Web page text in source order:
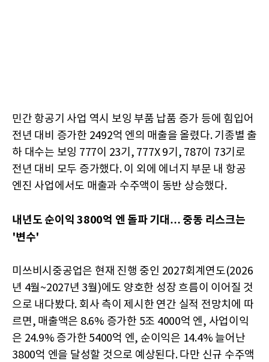
민간 항공기 사업 역시 보잉 부품 납품 증가 등에 힘입어
전년 대비 증가한 2492억 엔의 매출을 올렸다. 기종별 출
하 대수는 보잉 777이 23기, 777X 9기, 787이 73기로
전년 대비 모두 증가했다. 이 외에 에너지 부문 내 항공
엔진 사업에서도 매출과 수주액이 동반 상승했다.
내년도 순이익 3800억 엔 돌파 기대… 중동 리스크는
'변수'
미쓰비시중공업은 현재 진행 중인 2027회계연도(2026
년 4월~2027년 3월)에도 양호한 성장 흐름이 이어질 것
으로 내다봤다. 회사 측이 제시한 연간 실적 전망치에 따
르면, 매출액은 8.6% 증가한 5조 4000억 엔, 사업이익
은 24.9% 증가한 5400억 엔, 순이익은 14.4% 늘어난
3800억 엔을 달성할 것으로 예상된다. 다만 신규 수주액